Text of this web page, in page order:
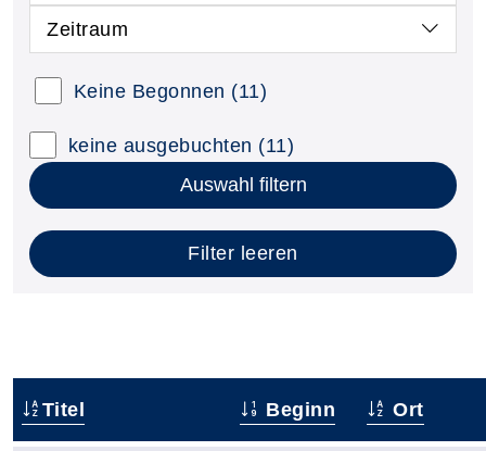
Zeitraum
Keine Begonnen (11)
keine ausgebuchten (11)
Auswahl filtern
Filter leeren
Titel Beginn Ort